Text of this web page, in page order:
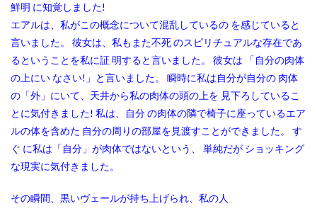
鮮明 に知覚しました!
エアルは、私がこの概念について混乱しているの を感じていると
言いました。 彼女は、私もまた不死 のスピリチュアルな存在であ
るということを私に証 明すると言いました。 彼女は 「自分の肉体
の上にい なさい!」と言いました。 瞬時に私は自分が自分の 肉体
の「外」にいて、天井から私の肉体の頭の上を 見下ろしているこ
とに気付きました! 私は、自分 の肉体の隣で椅子に座っているエア
ルの体を含めた 自分の周りの部屋を見渡すことができました。 す
ぐ に私は「自分」が肉体ではないという、 単純だが ショッキング
な現実に気付きました。
その瞬間、黒いヴェールが持ち上げられ、私の人